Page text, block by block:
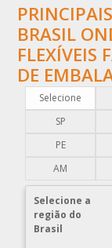
BOBINAS EM
BOBINAS PARA
BOBINAS
BOBINAS
BOBINAS
BOBINAS
BOBINAS
BOBINAS
CAIXA
CAPA PLÁSTICA
BRASIL
FLEXÍVEIS
DE
Selecione
SP
PE
AM
Selecione a
região do
Brasil